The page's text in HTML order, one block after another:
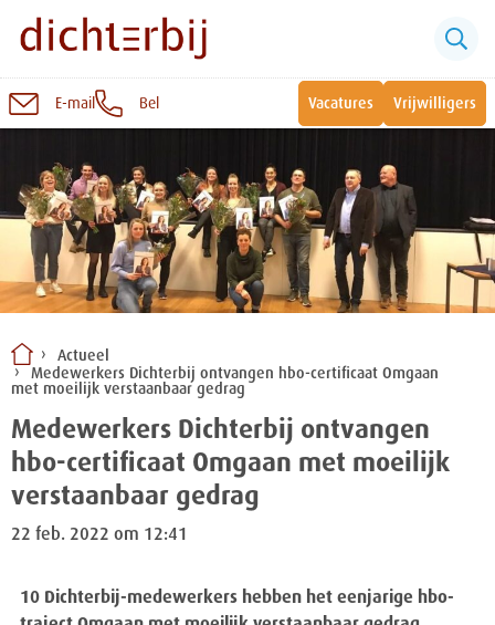
Naar
E-mail Bel Vacatures Vrijwilligers
Actueel
Medewerkers Dichterbij ontvangen hbo-certificaat Omgaan
met moeilijk verstaanbaar gedrag
Medewerkers Dichterbij ontvangen
hbo-certificaat Omgaan met moeilijk
verstaanbaar gedrag
22 feb. 2022 om 12:41
10 Dichterbij-medewerkers hebben het eenjarige hbo-
Snel naar:
Wonen bij Dichterbij
Vrije dagbestedingsplekken